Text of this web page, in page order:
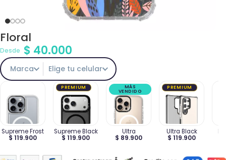
Floral
Desde $ 40.000
Marca Elige tu celular
Supreme Frost
$ 119.900
Supreme Black
$ 119.900
PREMIUM
Ultra
$ 89.900
MÁS
VENDIDO
Ultra Black
$ 119.900
PREMIUM